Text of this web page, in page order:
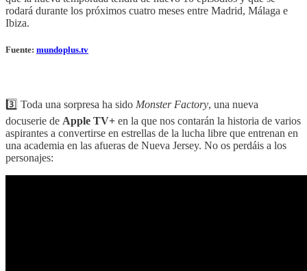
rodará durante los próximos cuatro meses entre Madrid, Málaga e
Ibiza.
Fuente: mundoplus.tv
3️⃣ Toda una sorpresa ha sido Monster Factory, una nueva
docuserie de Apple TV+ en la que nos contarán la historia de varios
aspirantes a convertirse en estrellas de la lucha libre que entrenan en
una academia en las afueras de Nueva Jersey. No os perdáis a los
personajes: